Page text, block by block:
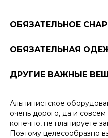
ОБЯЗАТЕЛЬНОЕ
ОБЯЗАТЕЛЬНАЯ
ДРУГИЕ ВАЖНЫЕ
Альпинистское
очень дорого, да и
конечно, не планируете
Поэтому целесообразно